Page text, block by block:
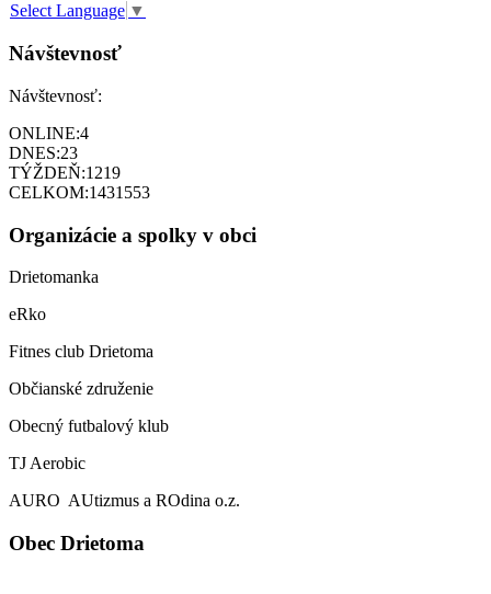
Select Language ▼
Návštevnosť
Návštevnosť:
ONLINE:4
DNES:23
TÝŽDEŇ:1219
CELKOM:1431553
Organizácie a spolky v obci
Drietomanka
eRko
Fitnes club Drietoma
Občianské združenie
Obecný futbalový klub
TJ Aerobic
AURO AUtizmus a ROdina o.z.
Obec Drietoma